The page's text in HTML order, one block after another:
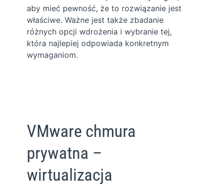
aby mieć pewność, że to rozwiązanie jest
właściwe. Ważne jest także zbadanie
różnych opcji wdrożenia i wybranie tej,
która najlepiej odpowiada konkretnym
wymaganiom.
VMware chmura
prywatna –
wirtualizacja